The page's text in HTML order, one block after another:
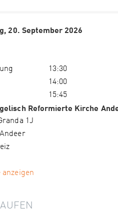
20. September 2026
13:30
14:00
15:45
Reformierte Kirche
1J
anzeigen